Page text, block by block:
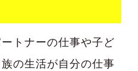
トナーの仕事や子ど
の生活が自分の仕事